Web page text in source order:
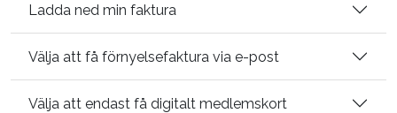
Ladda ned min faktura
Välja att få förnyelsefaktura via e-post
Välja att endast få digitalt medlemskort